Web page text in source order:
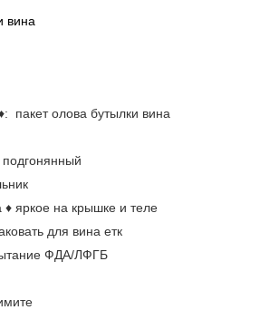
вина
пакет олова бутылки вина
♦ яркое на крышке и теле
для вина етк
ФДА/ЛФГБ